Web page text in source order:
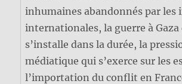
inhumaines abandonnés par
internationales, la guerre à Gaza
s’installe dans la durée, la
médiatique qui s’exerce sur les
l’importation du conflit en